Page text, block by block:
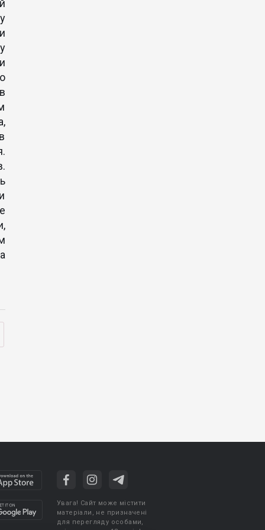
Увага! Сайт може містити
матеріали, не призначені
для перегляду особами,